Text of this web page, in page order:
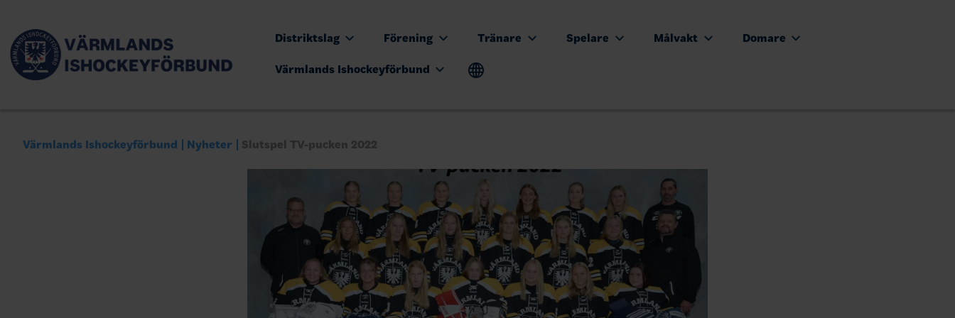
Distriktslag Förening Tränare Spelare Målvakt Domare
Värmlands Ishockeyförbund
Värmlands Ishockeyförbund Nyheter Slutspel TV-pucken 2022